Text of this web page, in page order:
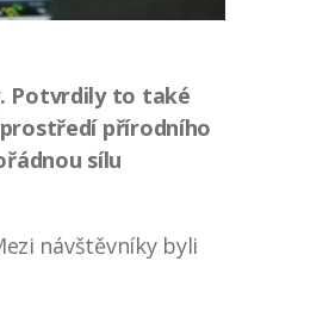
Potvrdily to také
přírodního
sílu
návštěvníky byli